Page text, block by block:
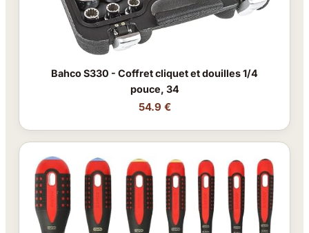
Bahco S330 - Coffret cliquet et douilles 1/4
pouce, 34
54.9 €